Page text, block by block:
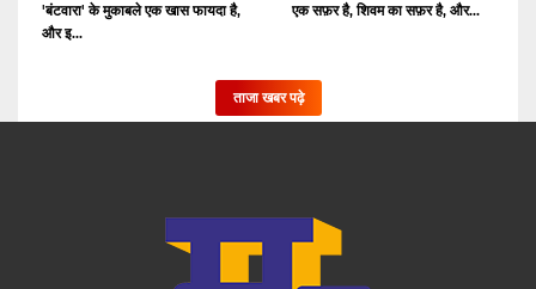
'बंटवारा' के मुकाबले एक खास फायदा है,
और इ...
एक सफ़र है, शिवम का सफ़र है, और...
ताजा खबर पढ़े